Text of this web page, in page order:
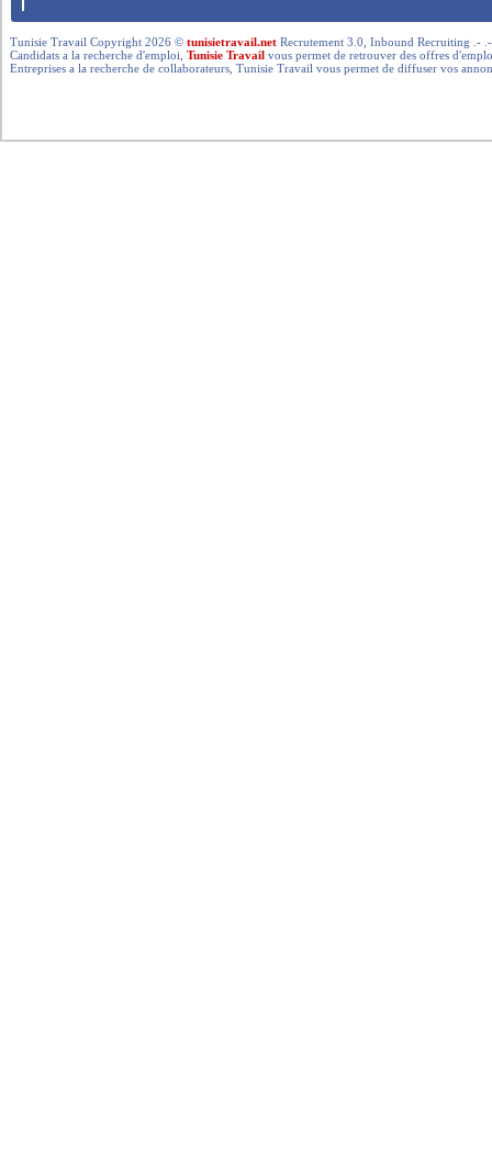
Tunisie Travail Copyright 2026 ©tunisietravail.net Recrutement 3.0, Inbound Recruiting .-
Candidats a la recherche d'emploi,Tunisie Travail vous permet de retrouver des offres
Entreprises a la recherche de collaborateurs, Tunisie Travail vous permet de diffuser vos